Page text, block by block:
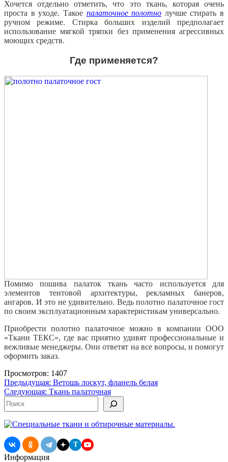
Хочется отдельно отметить, что это ткань, которая очень
проста в уходе. Такое палаточное полотно лучше стирать в
ручном режиме. Стирка больших изделий предполагает
использование мягкой тряпки без применения агрессивных
моющих средств.
Где применяется?
Помимо пошива палаток ткань часто используется для
элементов тентовой архитектуры, рекламных банеров,
ангаров. И это не удивительно. Ведь полотно палаточное гост
по своим эксплуатационным характеристикам универсально.
Приобрести полотно палаточное можно в компании ООО
«Ткани ТЕКС», где вас приятно удивят профессиональные и
вежливые менеджеры. Они ответят на все вопросы, и помогут
оформить заказ.
Просмотров: 1407
Навигация
по
записям
Предыдущая: Ветошь лоскут, фланель белая
Следующая: Ткань палаточная
Поиск
T
Информация